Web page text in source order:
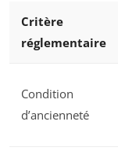
Critère
réglementaire
Condition
d’ancienneté